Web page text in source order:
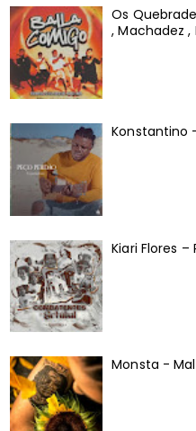
Os
, Machadez ,
Konstantino
Kiari Flores –
Monsta -